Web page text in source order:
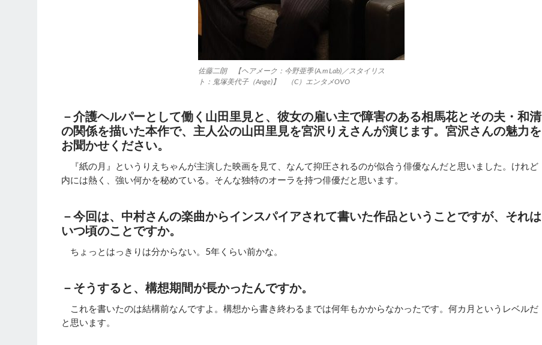
佐藤二朗 【ヘアメーク：今野亜季 (A.m Lab)／スタイリス
ト：鬼塚美代子（Ange)】 （C）エンタメOVO
－介護ヘルパーとして働く山田里見と、彼女の雇い主で障害のある相馬花とその夫・和清
の関係を描いた本作で、主人公の山田里見を宮沢りえさんが演じます。宮沢さんの魅力を
お聞かせください。
『紙の月』というりえちゃんが主演した映画を見て、なんて抑圧されるのが似合う俳優なんだと思いました。けれど
内には熱く、強い何かを秘めている。そんな独特のオーラを持つ俳優だと思います。
－今回は、中村さんの楽曲からインスパイアされて書いた作品ということですが、それは
いつ頃のことですか。
ちょっとはっきりは分からない。5年くらい前かな。
－そうすると、構想期間が長かったんですか。
これを書いたのは結構前なんですよ。構想から書き終わるまでは何年もかからなかったです。何カ月というレベルだ
と思います。